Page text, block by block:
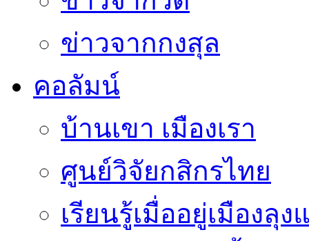
ข่าวจากกงสุล
คอลัมน์
บ้านเขา เมืองเรา
ศูนย์วิจัยกสิกรไทย
เรียนรู้เมื่ออยู่เมืองลุง